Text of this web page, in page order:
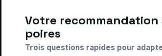
Votre recommandation sur tarte amandine aux
poires
Trois questions rapides pour